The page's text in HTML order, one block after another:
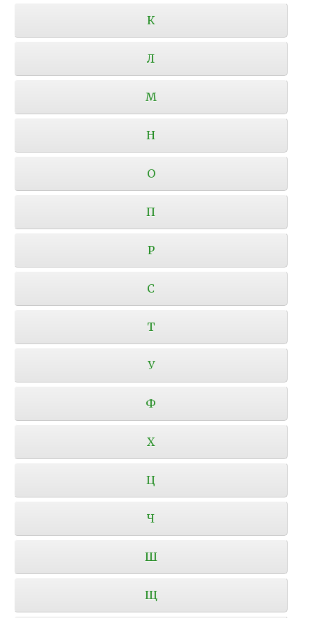
К
Л
М
Н
О
П
Р
С
Т
У
Ф
Х
Ц
Ч
Ш
Щ